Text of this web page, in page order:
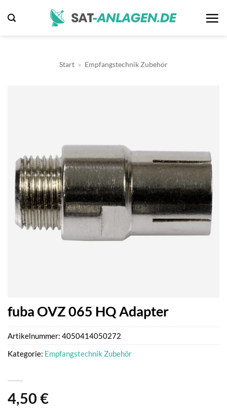
Inhalt
Start » Empfangstechnik Zubehör
fuba OVZ 065 HQ Adapter
4,50 €
Artikelnummer: 4050414050272
Kategorie: Empfangstechnik Zubehör